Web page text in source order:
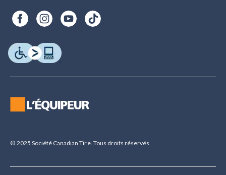
© 2025 Société Canadian Tire. Tous droits réservés.